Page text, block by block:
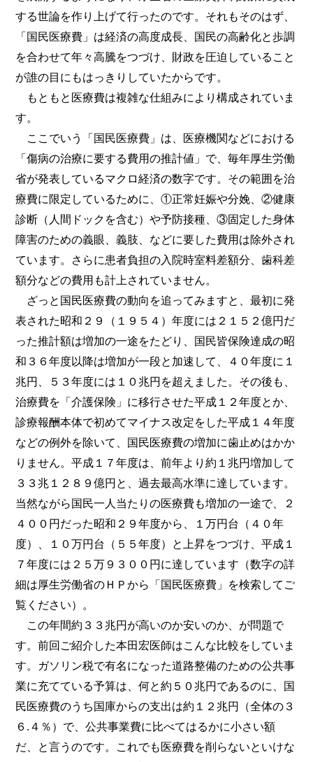
する世論を作り上げて行ったのです。それもそのはず、
「国民医療費」は経済の高度成長、国民の高齢化と歩調
を合わせて年々高騰をつづけ、財政を圧迫していること
が誰の目にもはっきりしていたからです。
もともと医療費は複雑な仕組みにより構成されていま
す。
ここでいう「国民医療費」は、医療機関などにおける
「傷病の治療に要する費用の推計値」で、毎年厚生労働
省が発表しているマクロ経済の数字です。その範囲を治
療費に限定しているために、①正常妊娠や分娩、②健康
診断（人間ドックを含む）や予防接種、③固定した身体
障害のための義眼、義肢、などに要した費用は除外され
ています。さらに患者負担の入院時室料差額分、歯科差
額分などの費用も計上されていません。
ざっと国民医療費の動向を追ってみますと、最初に発
表された昭和２９（１９５４）年度には２１５２億円だ
った推計額は増加の一途をたどり、国民皆保険達成の昭
和３６年度以降は増加が一段と加速して、４０年度に１
兆円、５３年度には１０兆円を超えました。その後も、
治療費を「介護保険」に移行させた平成１２年度とか、
診療報酬本体で初めてマイナス改定をした平成１４年度
などの例外を除いて、国民医療費の増加に歯止めはかか
りません。平成１７年度は、前年より約１兆円増加して
３３兆１２８９億円と、過去最高水準に達しています。
当然ながら国民一人当たりの医療費も増加の一途で、２
４００円だった昭和２９年度から、１万円台（４０年
度）、１０万円台（５５年度）と上昇をつづけ、平成１
７年度には２５万９３００円に達しています（数字の詳
細は厚生労働省のＨＰから「国民医療費」を検索してご
覧ください）。
この年間約３３兆円が高いのか安いのか、が問題で
す。前回ご紹介した本田宏医師はこんな比較をしていま
す。ガソリン税で有名になった道路整備のための公共事
業に充てている予算は、何と約５０兆円であるのに、国
民医療費のうち国庫からの支出は約１２兆円（全体の３
６.４％）で、公共事業費に比べてはるかに小さい額
だ、と言うのです。これでも医療費を削らないといけな